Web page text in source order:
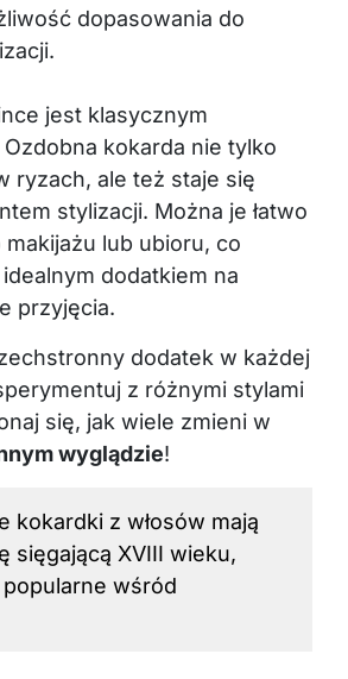
dopasowania do
jest klasycznym
kokarda nie tylko
ryzach, ale też staje się
stylizacji. Można je łatwo
lub ubioru, co
dodatkiem na
przyjęcia.
dodatek w każdej
z różnymi stylami
się, jak wiele zmieni w
wyglądzie!
kokardki z włosów mają
sięgającą XVIII wieku,
popularne wśród